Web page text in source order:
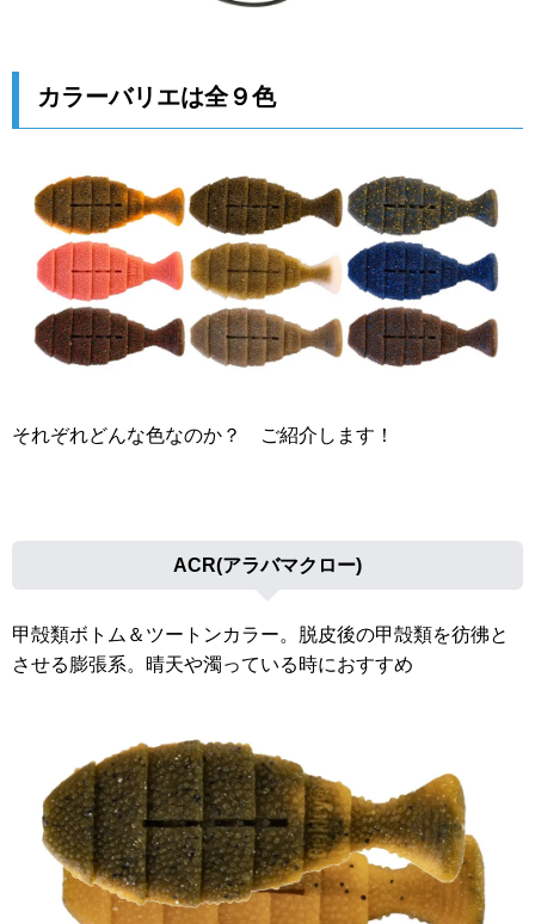
カラーバリエは全９色
それぞれどんな色なのか？ ご紹介します！
ACR(アラバマクロー)
甲殻類ボトム＆ツートンカラー。脱皮後の甲殻類を彷彿と
させる膨張系。晴天や濁っている時におすすめ